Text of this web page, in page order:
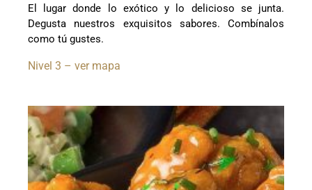
El lugar donde lo exótico y lo delicioso se junta.
Degusta nuestros exquisitos sabores. Combínalos
como tú gustes.
Nivel 3 – ver mapa